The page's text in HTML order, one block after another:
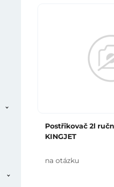
Postřikovač 2l
KINGJET
na otázku